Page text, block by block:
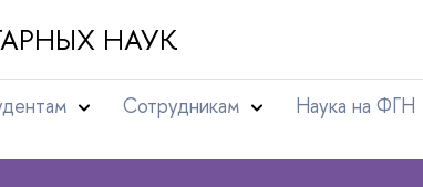
НАУК
Сотрудникам Наука на ФГН